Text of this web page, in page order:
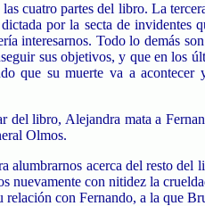
cuatro partes del libro. La
por la secta de invidentes
interesarnos. Todo lo demás
sus objetivos, y que en los
que su muerte va a
del libro, Alejandra mata a
Olmos.
alumbrarnos acerca del resto del
nuevamente con nitidez la
relación con Fernando, a la que